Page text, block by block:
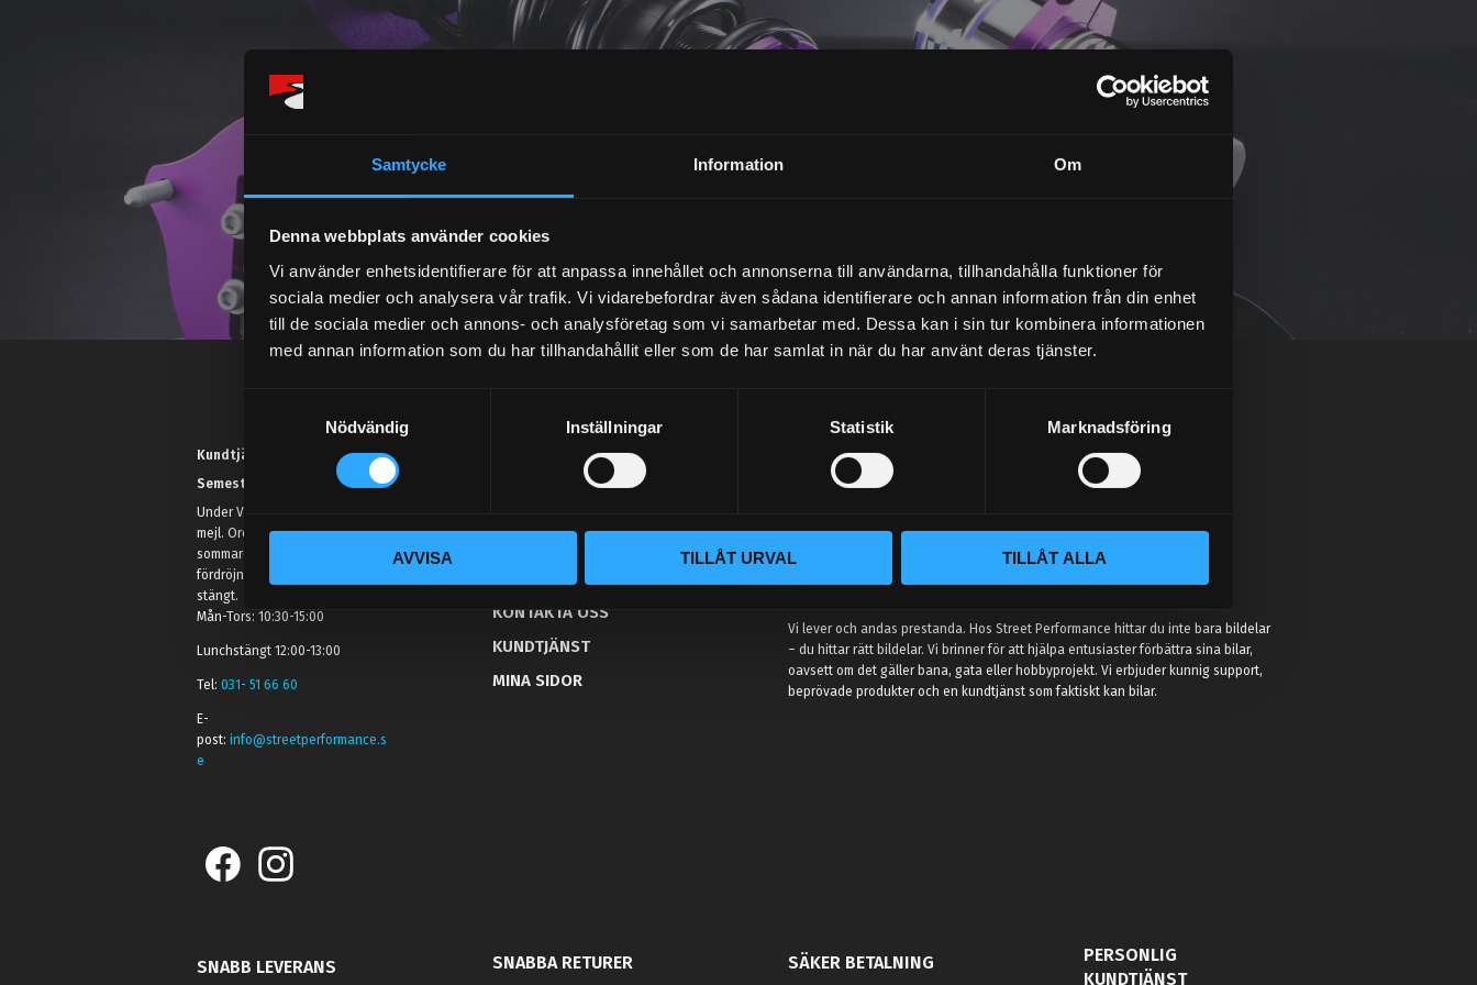
Samtycke Information Om
Denna webbplats använder cookies
Vi använder enhetsidentifierare för att anpassa innehållet och annonserna till användarna, tillhandahålla funktioner för
sociala medier och analysera vår trafik. Vi vidarebefordrar även sådana identifierare och annan information från din enhet
till de sociala medier och annons- och analysföretag som vi samarbetar med. Dessa kan i sin tur kombinera informationen
med annan information som du har tillhandahållit eller som de har samlat in när du har använt deras tjänster.
m
t
y
c
k
s
l
Nödvändig Inställningar Statistik Marknadsföring
AVVISA TILLÅT URVAL TILLÅT ALLA
Dina personuppgifter behandlas i enlighet med vår
Kundtjänst telefon:
Semestertider.
Under V.27 - V.33 nås vi enbart på
mejl. Ordrar skickas under
sommaren men med viss
fördröjning. 2/7 -9/7 är det helt
stängt.
Mån-Tors: 10:30-15:00
Lunchstängt 12:00-13:00
Tel:031- 51 66 60
E-
post:info@streetperformance.s
e
KUNSKAPSCENTER
KONTAKTA OSS
KUNDTJÄNST
MINA SIDOR
Vi lever och andas prestanda. Hos Street Performance hittar du inte bara bildelar
– du hittar rätt bildelar. Vi brinner för att hjälpa entusiaster förbättra sina bilar,
oavsett om det gäller bana, gata eller hobbyprojekt. Vi erbjuder kunnig support,
beprövade produkter och en kundtjänst som faktiskt kan bilar.
SNABB LEVERANS SNABBA RETURER SÄKER BETALNING
PERSONLIG
KUNDTJÄNST